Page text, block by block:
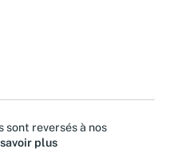
sont reversés à nos
savoir plus